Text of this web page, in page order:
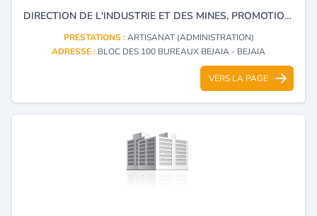
DIRECTION DE L'INDUSTRIE ET DES MINES, PROMOTION DE L'INVESTISSEMENT, PETITE ET MOYENNE ENTREPRISE
PRESTATIONS :ARTISANAT (ADMINISTRATION)
ADRESSE : BLOC DES 100 BUREAUX BEJAIA - BEJAIA
VERS LA PAGE